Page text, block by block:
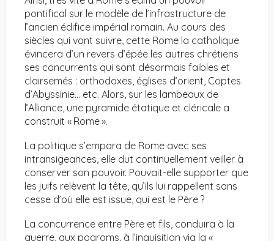
pontifical sur le modèle de l’infrastructure de
l’ancien édifice impérial romain. Au cours des
siècles qui vont suivre, cette Rome la catholique
évincera d’un revers d’épée les autres chrétiens
ses concurrents qui sont désormais faibles et
clairsemés : orthodoxes, églises d’orient, Coptes
d’Abyssinie… etc. Alors, sur les lambeaux de
l’Alliance, une pyramide étatique et cléricale a
construit « Rome ».
La politique s’empara de Rome avec ses
intransigeances, elle dut continuellement veiller à
conserver son pouvoir. Pouvait-elle supporter que
les juifs relèvent la tête, qu’ils lui rappellent sans
cesse d’où elle est issue, qui est le Père ?
La concurrence entre Père et fils, conduira à la
guerre, aux pogroms, à l’inquisition via la «